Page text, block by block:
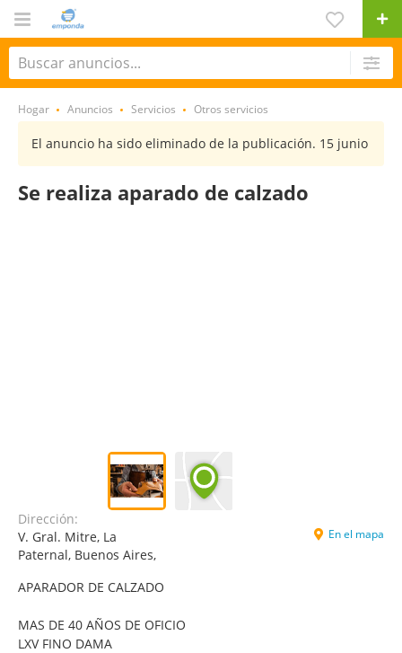
Hogar Anuncios Servicios Otros servicios
El anuncio ha sido eliminado de la publicación. 15 junio
Se realiza aparado de calzado
Dirección:
V. Gral. Mitre, La
Paternal, Buenos Aires,
En el mapa
APARADOR DE CALZADO
MAS DE 40 AÑOS DE OFICIO
LXV FINO DAMA